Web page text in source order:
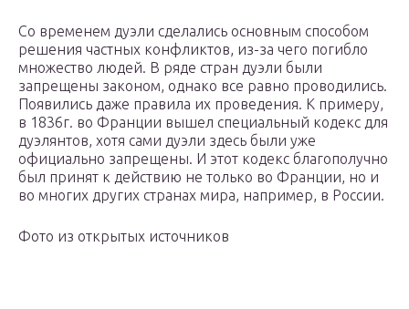
Со временем дуэли сделались основным способом
решения частных конфликтов, из-за чего погибло
множество людей. В ряде стран дуэли были
запрещены законом, однако все равно проводились.
Появились даже правила их проведения. К примеру,
в 1836г. во Франции вышел специальный кодекс для
дуэлянтов, хотя сами дуэли здесь были уже
официально запрещены. И этот кодекс благополучно
был принят к действию не только во Франции, но и
во многих других странах мира, например, в России.
Фото из открытых источников